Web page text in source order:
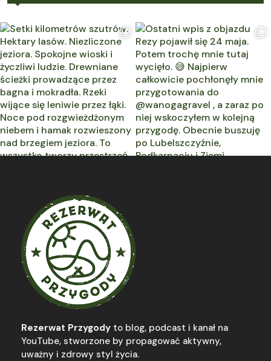
Rezerwat Przygody to blog, podcast i kanał na
YouTube, stworzone by propagować aktywny,
uważny i zdrowy styl życia.